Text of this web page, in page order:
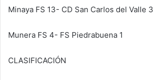
Minaya FS 13- CD San Carlos del Valle 3
Munera FS 4- FS Piedrabuena 1
CLASIFICACIÓN